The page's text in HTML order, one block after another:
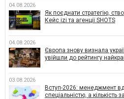
04.08.2026
Як поєднати стратегію,
Кейс izi та агенції SHOTS
04.08.2026
Європа знову визнала
увійшли до рейтингу
03.08.2026
Вступ-2026: менеджмент
спеціальністю, а кількість